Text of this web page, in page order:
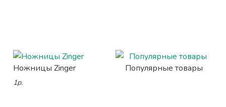
Ножницы Zinger
1р.
Популярные товары